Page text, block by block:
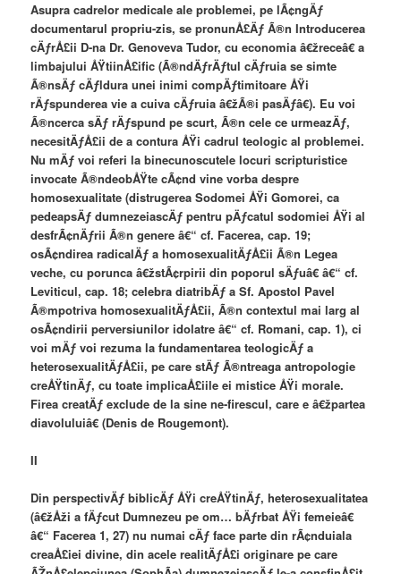
Asupra cadrelor medicale ale problemei, pe lÃ¢ngÄƒ
documentarul propriu-zis, se pronunÅ£Äƒ Ã®n Introducerea
cÄƒrÅ£ii D-na Dr. Genoveva Tudor, cu economia â€žreceâ€ a
limbajului ÅŸtiinÅ£ific (Ã®ndÄƒrÄƒtul cÄƒruia se simte
Ã®nsÄƒ cÄƒldura unei inimi compÄƒtimitoare ÅŸi
rÄƒspunderea vie a cuiva cÄƒruia â€žÃ®i pasÄƒâ€). Eu voi
Ã®ncerca sÄƒ rÄƒspund pe scurt, Ã®n cele ce urmeazÄƒ,
necesitÄƒÅ£ii de a contura ÅŸi cadrul teologic al problemei.
Nu mÄƒ voi referi la binecunoscutele locuri scripturistice
invocate Ã®ndeobÅŸte cÃ¢nd vine vorba despre
homosexualitate (distrugerea Sodomei ÅŸi Gomorei, ca
pedeapsÄƒ dumnezeiascÄƒ pentru pÄƒcatul sodomiei ÅŸi al
desfrÃ¢nÄƒrii Ã®n genere â€“ cf. Facerea, cap. 19;
osÃ¢ndirea radicalÄƒ a homosexualitÄƒÅ£ii Ã®n Legea
veche, cu porunca â€žstÃ¢rpirii din poporul sÄƒuâ€ â€“ cf.
Leviticul, cap. 18; celebra diatribÄƒ a Sf. Apostol Pavel
Ã®mpotriva homosexualitÄƒÅ£ii, Ã®n contextul mai larg al
osÃ¢ndirii perversiunilor idolatre â€“ cf. Romani, cap. 1), ci
voi mÄƒ voi rezuma la fundamentarea teologicÄƒ a
heterosexualitÄƒÅ£ii, pe care stÄƒ Ã®ntreaga antropologie
creÅŸtinÄƒ, cu toate implicaÅ£iile ei mistice ÅŸi morale.
Firea creatÄƒ exclude de la sine ne-firescul, care e â€žpartea
diavoluluiâ€ (Denis de Rougemont).
II
Din perspectivÄƒ biblicÄƒ ÅŸi creÅŸtinÄƒ, heterosexualitatea
(â€žÅži a fÄƒcut Dumnezeu pe om… bÄƒrbat ÅŸi femeieâ€
â€“ Facerea 1, 27) nu numai cÄƒ face parte din rÃ¢nduiala
creaÅ£iei divine, din acele realitÄƒÅ£i originare pe care